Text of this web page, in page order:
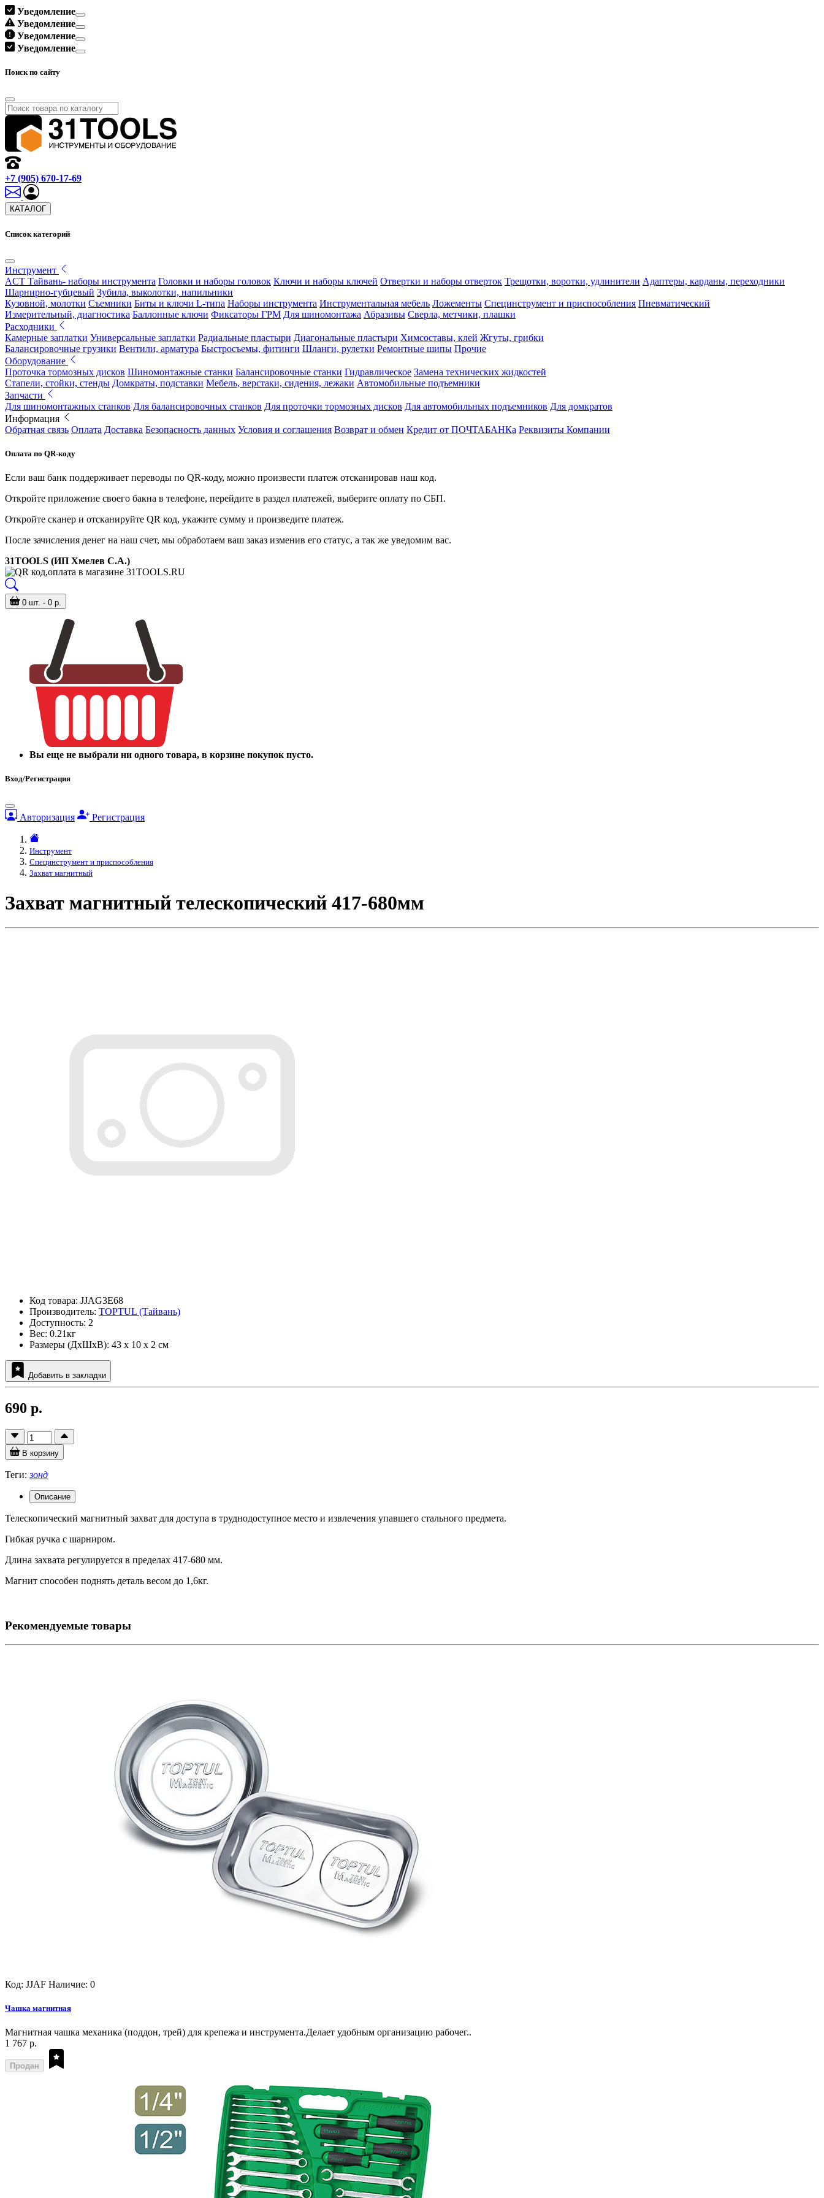
Уведомление
Уведомление
Уведомление
Уведомление
Поиск по сайту
+7 (905) 670-17-69
КАТАЛОГ
Список категорий
Инструмент
ACT Тайвань- наборы инструмента Головки и наборы головок Ключи и наборы ключей Отвертки и наборы отверток Трещотки, воротки, удлинители Адаптеры, карданы, переходники
Шарнирно-губцевый Зубила, выколотки, напильники
Кузовной, молотки Съемники Биты и ключи L-типа Наборы инструмента Инструментальная мебель Ложементы Специнструмент и приспособления Пневматический
Измерительный, диагностика Баллонные ключи Фиксаторы ГРМ Для шиномонтажа Абразивы Сверла, метчики, плашки
Расходники
Камерные заплатки Универсальные заплатки Радиальные пластыри Диагональные пластыри Химсоставы, клей Жгуты, грибки
Балансировочные грузики Вентили, арматура Быстросъемы, фитинги Шланги, рулетки Ремонтные шипы Прочие
Оборудование
Проточка тормозных дисков Шиномонтажные станки Балансировочные станки Гидравлическое Замена технических жидкостей
Стапели, стойки, стенды Домкраты, подставки Мебель, верстаки, сидения, лежаки Автомобильные подъемники
Запчасти
Для шиномонтажных станков Для балансировочных станков Для проточки тормозных дисков Для автомобильных подъемников Для домкратов
Информация
Обратная связь Оплата Доставка Безопасность данных Условия и соглашения Возврат и обмен Кредит от ПОЧТАБАНКа Реквизиты Компании
Оплата по QR-коду
Если ваш банк поддерживает переводы по QR-коду, можно произвести платеж отсканировав наш код.
Откройте приложение своего бакна в телефоне, перейдите в раздел платежей, выберите оплату по СБП.
Откройте сканер и отсканируйте QR код, укажите сумму и произведите платеж.
После зачисления денег на наш счет, мы обработаем ваш заказ изменив его статус, а так же уведомим вас.
31TOOLS (ИП Хмелев С.А.)
0 шт. - 0 р.
Вы еще не выбрали ни одного товара, в корзине покупок пусто.
Вход/Регистрация
Авторизация Регистрация
Инструмент
Специнструмент и приспособления
Захват магнитный
Захват магнитный телескопический 417-680мм
Код товара: JJAG3E68
Производитель: TOPTUL (Тайвань)
Доступность: 2
Вес: 0.21кг
Размеры (ДxШxВ): 43 x 10 x 2 см
Добавить в закладки
690 р.
В корзину
Теги:зонд
Описание
Телескопический магнитный захват для доступа в труднодоступное место и извлечения упавшего стального предмета.
Гибкая ручка с шарниром.
Длина захвата регулируется в пределах 417-680 мм.
Магнит способен поднять деталь весом до 1,6кг.
Рекомендуемые товары
Код: JJAF Наличие: 0
Чашка магнитная
Магнитная чашка механика (поддон, трей) для крепежа и инструмента.Делает удобным организацию рабочег..
1 767 р.
Продан